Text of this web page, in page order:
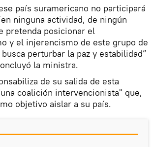
país suramericano no participará
ninguna actividad, de ningún
pretenda posicionar el
y el injerencismo de este grupo de
perturbar la paz y estabilidad”
la ministra.
de su salida de esta
coalición intervencionista" que,
objetivo aislar a su país.